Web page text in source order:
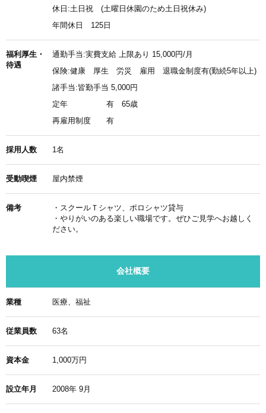
休日:土日祝 (土曜日休園のため土日祝休み)
年間休日 125日
福利厚生・
待遇
通勤手当:実費支給 上限あり 15,000円/月
保険:健康 厚生 労災 雇用 退職金制度有(勤続5年以上)
諸手当:皆勤手当 5,000円
定年
有 65歳
再雇用制度
有
採用人数 1名
受動喫煙 屋内禁煙
備考
・スクールＴシャツ、ポロシャツ貸与
・やりがいのある楽しい職場です。ぜひご見学へお越しく
ださい。
会社概要
業種 医療、福祉
従業員数 63名
資本金 1,000万円
設立年月 2008年 9月